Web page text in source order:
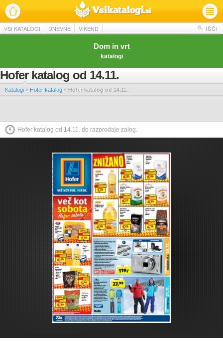
VSI KATALOGI DNEVNE VIKEND IŠČI
Dom in vrt
katalogi
Hofer katalog od 14.11.
Katalogi » Hofer katalog » Hofer katalog od 14.11.
Hofer katalog od 14.11. do razprodaje zalog.